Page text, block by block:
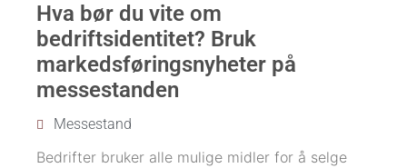
Hva bør du vite om
bedriftsidentitet? Bruk
markedsføringsnyheter på
messestanden
Messestand
Bedrifter bruker alle mulige midler for å selge